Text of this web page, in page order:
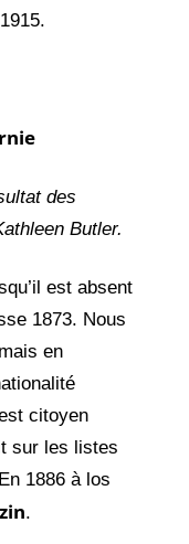
des
Butler.
est absent
1873. Nous
en
citoyen
sur les listes
1886 à los
.